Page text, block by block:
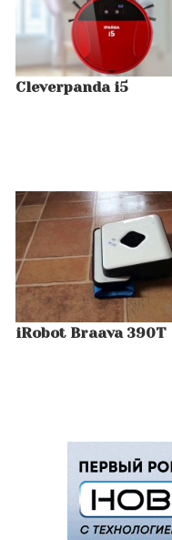
Cleverpanda i5
iRobot Braava 390T